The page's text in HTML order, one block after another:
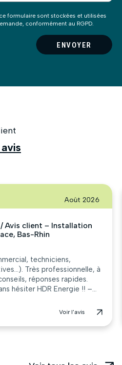
formulaire sont stockées et utilisées
conformément au RGPD.
ENVOYER
Août 2026
Avis client – Installation
Bas-Rhin
techniciens,
Très professionnelle, à
réponses rapides.
hésiter HDR Energie !! –...
Voir l'avis